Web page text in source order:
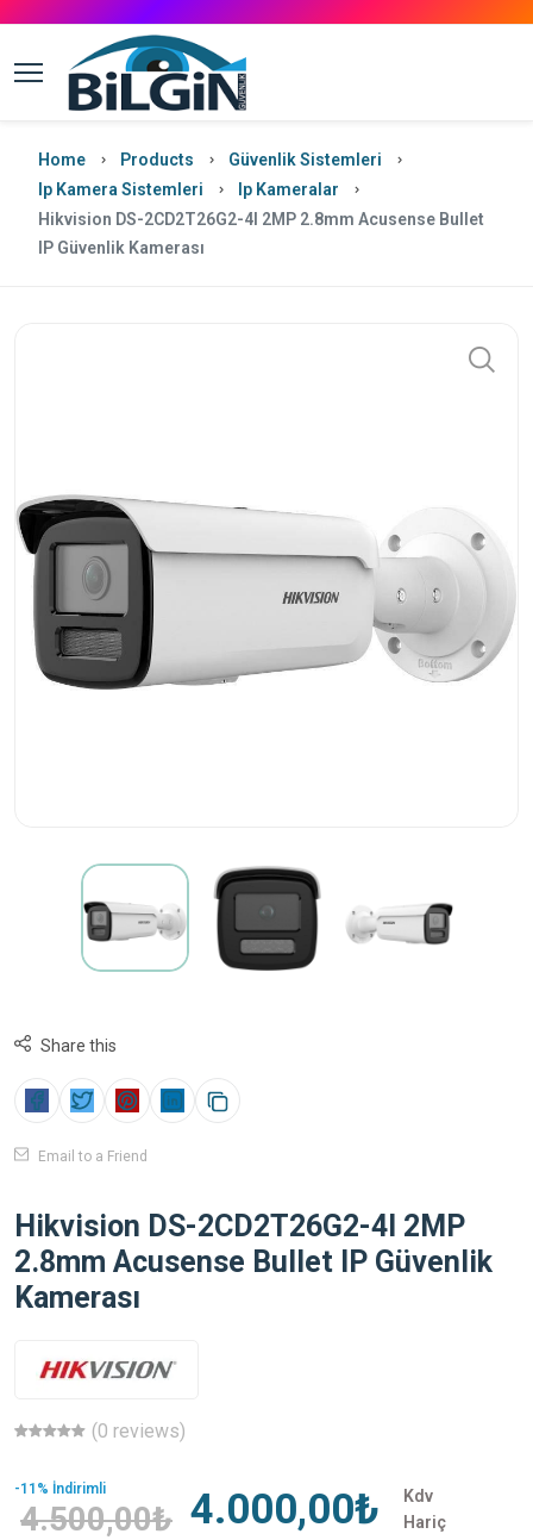
Home Products
Güvenlik Sistemleri
Ip Kamera Sistemleri
Ip Kameralar
Hikvision DS-2CD2T26G2-4I 2MP 2.8mm Acusense Bullet
IP Güvenlik Kamerası
Share this
Email to a Friend
Hikvision DS-2CD2T26G2-4I 2MP
2.8mm Acusense Bullet IP Güvenlik
Kamerası
(0 reviews)
-11% İndirimli
4.500,00₺ 4.000,00₺
Kdv
Hariç